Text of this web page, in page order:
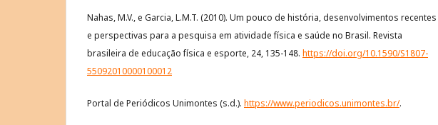
Nahas, M.V., e Garcia, L.M.T. (2010). Um pouco de história, desenvolvimentos recentes
e perspectivas para a pesquisa em atividade física e saúde no Brasil. Revista
brasileira de educação física e esporte, 24, 135-148. https://doi.org/10.1590/S1807-
55092010000100012
Portal de Periódicos Unimontes (s.d.). https://www.periodicos.unimontes.br/.